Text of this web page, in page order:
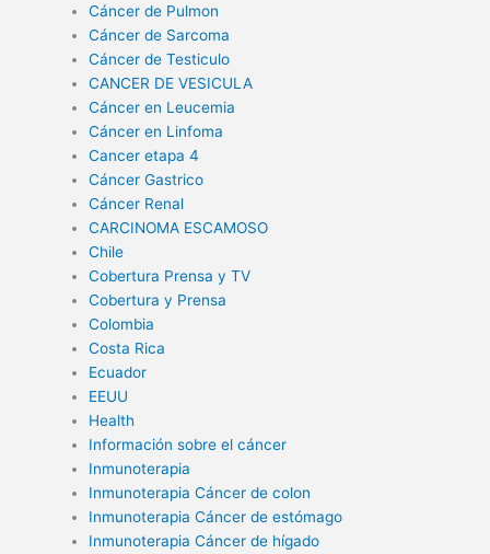
Cáncer de Pulmon
Cáncer de Sarcoma
Cáncer de Testiculo
CANCER DE VESICULA
Cáncer en Leucemia
Cáncer en Linfoma
Cancer etapa 4
Cáncer Gastrico
Cáncer Renal
CARCINOMA ESCAMOSO
Chile
Cobertura Prensa y TV
Cobertura y Prensa
Colombia
Costa Rica
Ecuador
EEUU
Health
Información sobre el cáncer
Inmunoterapia
Inmunoterapia Cáncer de colon
Inmunoterapia Cáncer de estómago
Inmunoterapia Cáncer de hígado